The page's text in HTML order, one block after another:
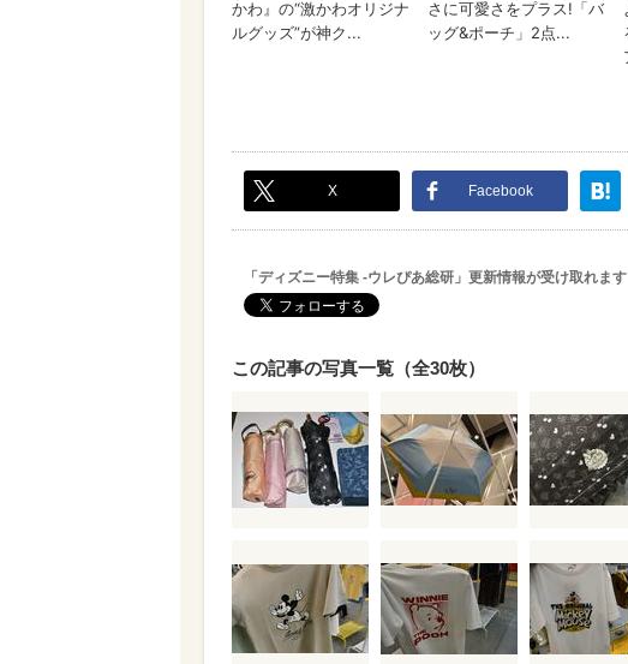
X Facebook
「ディズニー特集 -ウレぴあ総研」更新情報が受け取れます
この記事の写真一覧（全30枚）